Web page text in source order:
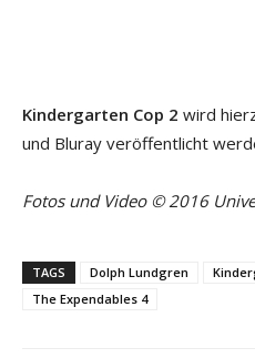
Kindergarten Cop 2 wird
und Bluray veröffentlicht
Fotos und Video ©2016
TAGS Dolph Lundgren
The Expendables 4